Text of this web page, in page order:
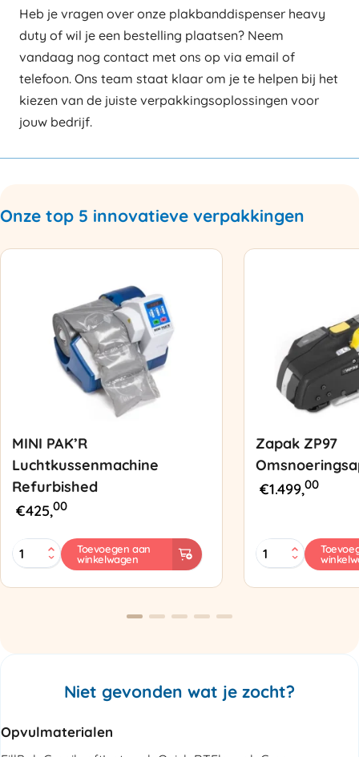
Heb je vragen over onze plakbanddispenser heavy
duty of wil je een bestelling plaatsen? Neem
vandaag nog contact met ons op via email of
telefoon. Ons team staat klaar om je te helpen bij het
kiezen van de juiste verpakkingsoplossingen voor
jouw bedrijf.
Onze top 5 innovatieve verpakkingen
MINI PAK’R
Luchtkussenmachine
Refurbished
€425,00
MINI
PAK'R
Refurbished
Toevoegen aan
winkelwagen
Zapak ZP97
€1.499,00
Zapak
ZP97
aantal
Niet gevonden wat je zocht?
Opvulmaterialen